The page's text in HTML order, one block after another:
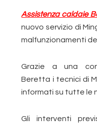
Assistenza caldaie
nuovo servizio di
malfunzionamenti
Grazie a una
Beretta i tecnici di
informati su tutte le
Gli interventi